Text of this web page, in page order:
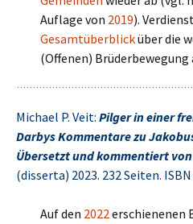
Auflage von 2019).
Gesamtüberblicküber die
(Offenen) Brüderbewegung
Michael P. Veit: Pilger in einer
Darbys Kommentare zu
Übersetzt und kommentiert von
(disserta) 2023. 232 Seiten.
Auf den 2022erschienenen